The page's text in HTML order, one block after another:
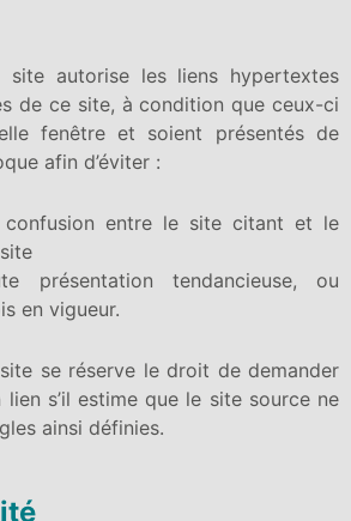
site autorise les liens hypertextes
de ce site, à condition que ceux-ci
fenêtre et soient présentés de
afin d’éviter :
entre le site citant et le
présentation tendancieuse, ou
en vigueur.
se réserve le droit de demander
lien s’il estime que le site source ne
ainsi définies.